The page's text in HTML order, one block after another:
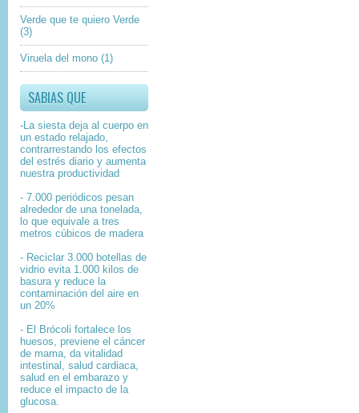
Verde que te quiero Verde
(3)
Viruela del mono (1)
SABIAS QUE
-La siesta deja al cuerpo en
un estado relajado,
contrarrestando los efectos
del estrés diario y aumenta
nuestra productividad
- 7.000 periódicos pesan
alrededor de una tonelada,
lo que equivale a tres
metros cúbicos de madera
- Reciclar 3.000 botellas de
vidrio evita 1.000 kilos de
basura y reduce la
contaminación del aire en
un 20%
- El Brócoli fortalece los
huesos, previene el cáncer
de mama, da vitalidad
intestinal, salud cardiaca,
salud en el embarazo y
reduce el impacto de la
glucosa.